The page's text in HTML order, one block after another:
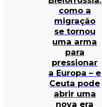
como a
migração
se tornou
uma arma
para
pressionar
a Europa – e
Ceuta pode
abrir uma
nova era